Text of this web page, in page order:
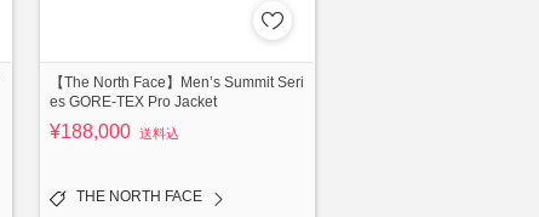
【The North Face】Men’s Summit Seri
es GORE-TEX Pro Jacket
¥188,000 送料込
THE NORTH FACE